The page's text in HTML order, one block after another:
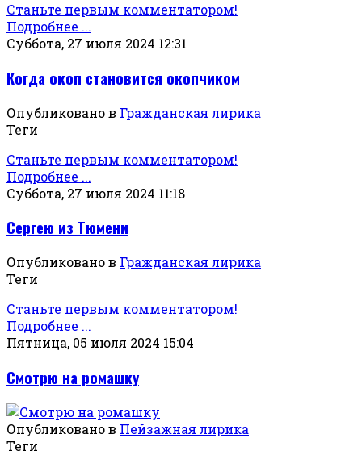
Станьте первым комментатором!
Подробнее ...
Суббота, 27 июля 2024 12:31
Когда окоп становится окопчиком
Опубликовано в Гражданская лирика
Теги
Станьте первым комментатором!
Подробнее ...
Суббота, 27 июля 2024 11:18
Сергею из Тюмени
Опубликовано в Гражданская лирика
Теги
Станьте первым комментатором!
Подробнее ...
Пятница, 05 июля 2024 15:04
Смотрю на ромашку
Опубликовано в Пейзажная лирика
Теги